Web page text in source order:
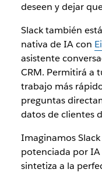
deseen y dejar
Slack también
nativa de IA con
asistente
CRM. Permitirá a
trabajo más
preguntas
datos de clientes
Imaginamos
potenciada por
sintetiza a la